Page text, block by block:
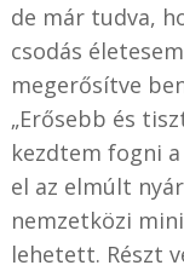
de már tudva,
csodás
megerősítve
„Erősebb és
kezdtem fogni
el az elmúlt
nemzetközi
lehetett. Részt